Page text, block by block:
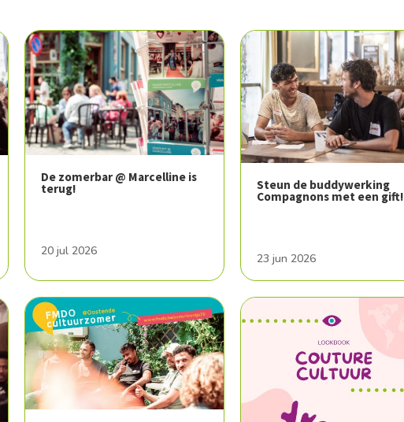
De zomerbar @ Marcelline is
terug!
20 jul 2026
Steun de buddywerking
Compagnons met een gift!
23 jun 2026